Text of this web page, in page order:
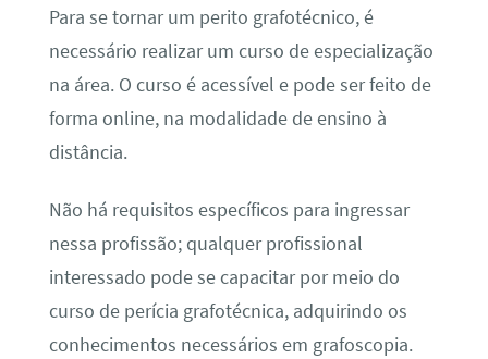
Para se tornar um perito grafotécnico, é
necessário realizar um curso de especialização
na área. O curso é acessível e pode ser feito de
forma online, na modalidade de ensino à
distância.
Não há requisitos específicos para ingressar
nessa profissão; qualquer profissional
interessado pode se capacitar por meio do
curso de perícia grafotécnica, adquirindo os
conhecimentos necessários em grafoscopia.